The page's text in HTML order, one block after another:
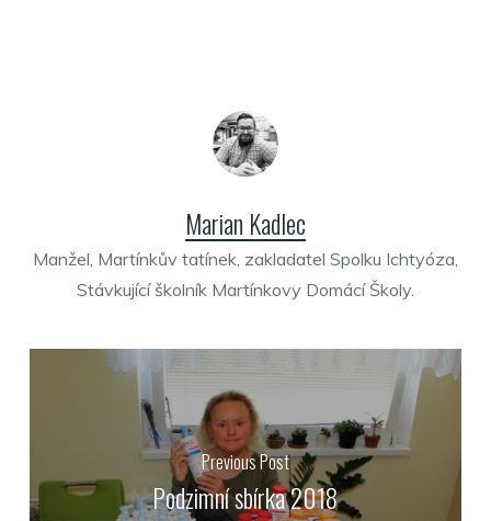
Marian Kadlec
Manžel, Martínkův tatínek, zakladatel Spolku Ichtyóza,
Stávkující školník Martínkovy Domácí Školy.
Previous Post
Podzimní sbírka 2018